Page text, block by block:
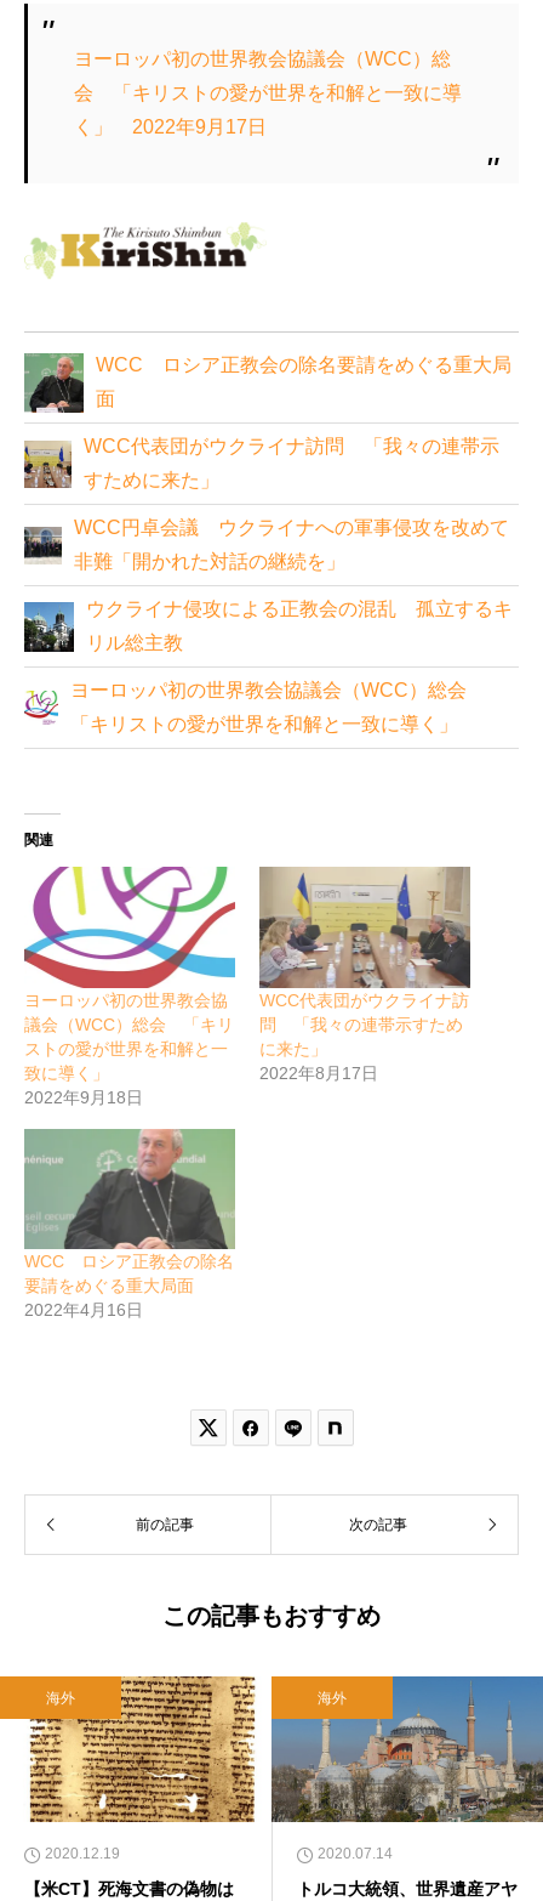
ヨーロッパ初の世界教会協議会（WCC）総
会 「キリストの愛が世界を和解と一致に導
く」 2022年9月17日
WCC ロシア正教会の除名要請をめぐる重大局
面
WCC代表団がウクライナ訪問 「我々の連帯示
すために来た」
WCC円卓会議 ウクライナへの軍事侵攻を改めて
非難「開かれた対話の継続を」
ウクライナ侵攻による正教会の混乱 孤立するキ
リル総主教
ヨーロッパ初の世界教会協議会（WCC）総会
「キリストの愛が世界を和解と一致に導く」
関連
ヨーロッパ初の世界教会協
議会（WCC）総会 「キリ
ストの愛が世界を和解と一
致に導く」
2022年9月18日
WCC代表団がウクライナ訪
問 「我々の連帯示すため
に来た」
2022年8月17日
WCC ロシア正教会の除名
要請をめぐる重大局面
2022年4月16日
 
前の記事 次の記事
この記事もおすすめ
海外
2020.12.19
【米CT】死海文書の偽物は
海外
2020.07.14
トルコ大統領、世界遺産アヤ